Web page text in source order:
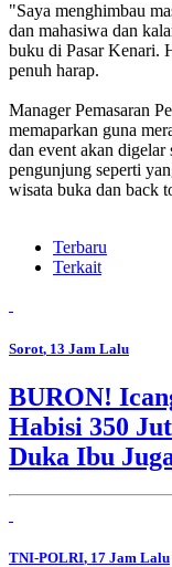
"Saya menghimbau
dan mahasiwa dan
buku di Pasar Kenari.
penuh harap.
Manager Pemasaran
memaparkan guna
dan event akan digelar
pengunjung seperti
wisata buka dan back
Terbaru
Terkait
Sorot, 13 Jam Lalu
BURON!
Habisi 350
Duka Ibu
TNI-POLRI, 17 Jam Lalu